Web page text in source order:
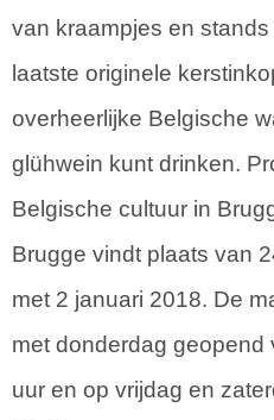
van kraampjes en
laatste originele
overheerlijke Belgische
glühwein kunt drinken.
Belgische cultuur in
Brugge vindt plaats van
met 2 januari 2018. De
met donderdag geopend
uur en op vrijdag en